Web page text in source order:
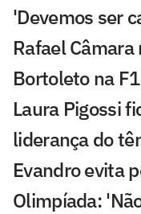
'Devemos ser
Rafael
Bortoleto na F1
Laura Pigossi
liderança do
Evandro evita
Olimpíada: